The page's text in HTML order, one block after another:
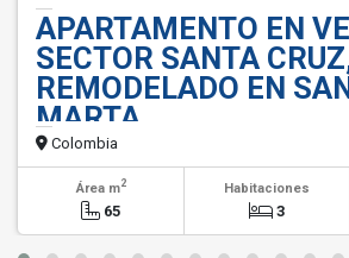
APARTAMENTO EN
SECTOR SANTA
REMODELADO EN
MARTA
Colombia
Área m2
65
Habitaciones
3